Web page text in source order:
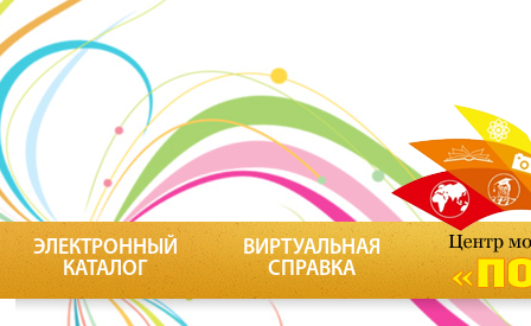
ЭЛЕКТРОННЫЙ
КАТАЛОГ
ВИРТУАЛЬНАЯ
СПРАВКА